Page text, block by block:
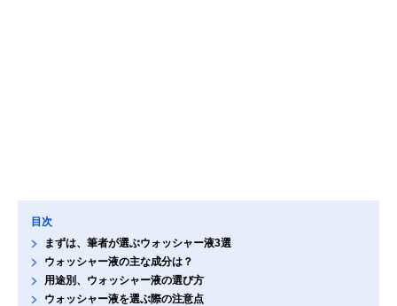
目次
まずは、筆者が選ぶウォッシャー液3選
ウォッシャー液の主な成分は？
用途別、ウォッシャー液の選び方
ウォッシャー液を選ぶ際の注意点